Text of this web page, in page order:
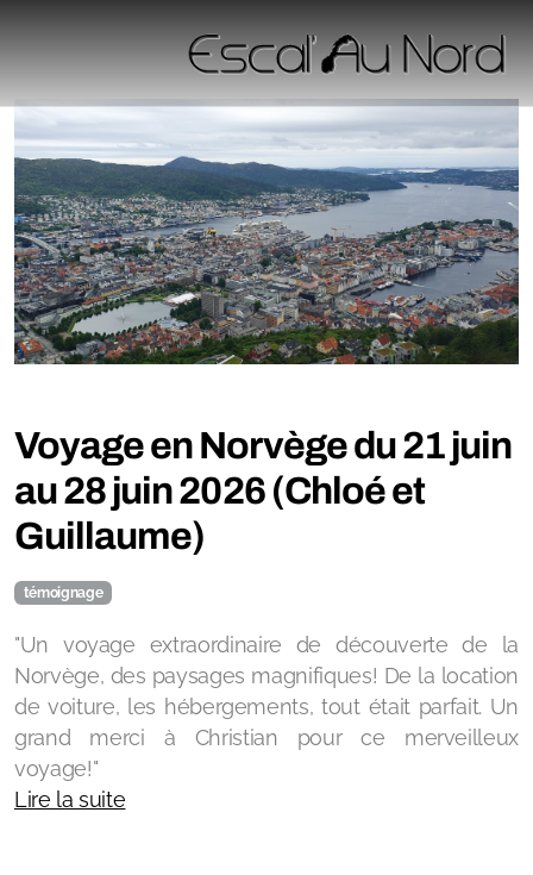
Voyage en Norvège du 21 juin
au 28 juin 2026 (Chloé et
Guillaume)
témoignage
"Un voyage extraordinaire de découverte de la
Norvège, des paysages magnifiques! De la location
de voiture, les hébergements, tout était parfait. Un
grand merci à Christian pour ce merveilleux
voyage!"
Lire la suite